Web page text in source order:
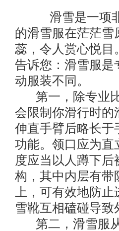
滑雪是一项非
的滑雪服在茫茫
蕊，令人赏心悦目
告诉您：滑雪服是
动服装不同。
第一，除专业比
会限制你滑行时的
伸直手臂后略长于
功能。领口应为直
度应当以人蹲下
构，其中内层有带
上，可有效地防
雪靴互相磕碰导致
第二，滑雪服从